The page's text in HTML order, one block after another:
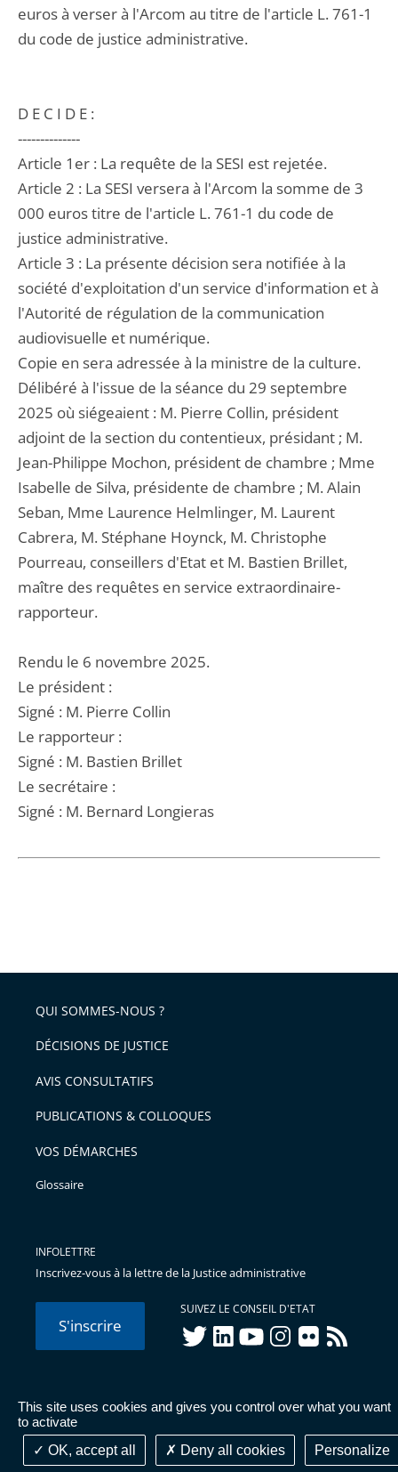
This site uses cookies and gives you control over what you want
to activate
OK, accept all
Deny all cookies Personalize
euros à verser à l'Arcom au titre de l'article L. 761-1
du code de justice administrative.
D E C I D E :
--------------
Article 1er : La requête de la SESI est rejetée.
Article 2 : La SESI versera à l'Arcom la somme de 3
000 euros titre de l'article L. 761-1 du code de
justice administrative.
Article 3 : La présente décision sera notifiée à la
société d'exploitation d'un service d'information et à
l'Autorité de régulation de la communication
audiovisuelle et numérique.
Copie en sera adressée à la ministre de la culture.
Délibéré à l'issue de la séance du 29 septembre
2025 où siégeaient : M. Pierre Collin, président
adjoint de la section du contentieux, présidant ; M.
Jean-Philippe Mochon, président de chambre ; Mme
Isabelle de Silva, présidente de chambre ; M. Alain
Seban, Mme Laurence Helmlinger, M. Laurent
Cabrera, M. Stéphane Hoynck, M. Christophe
Pourreau, conseillers d'Etat et M. Bastien Brillet,
maître des requêtes en service extraordinaire-
rapporteur.
Rendu le 6 novembre 2025.
Le président :
Signé : M. Pierre Collin
Le rapporteur :
Signé : M. Bastien Brillet
Le secrétaire :
Signé : M. Bernard Longieras
QUI SOMMES-NOUS ?
DÉCISIONS DE JUSTICE
AVIS CONSULTATIFS
PUBLICATIONS & COLLOQUES
VOS DÉMARCHES
Glossaire
INFOLETTRE
Inscrivez-vous à la lettre de la Justice administrative
S'inscrire
SUIVEZ LE CONSEIL D'ETAT
twitterlinkedInyoutubeinstagram
flickr rss
© Conseil d'État 2026 - Mentions légales
Données
personnelles-Publications administratives-Accessibilité :
partiellement conforme